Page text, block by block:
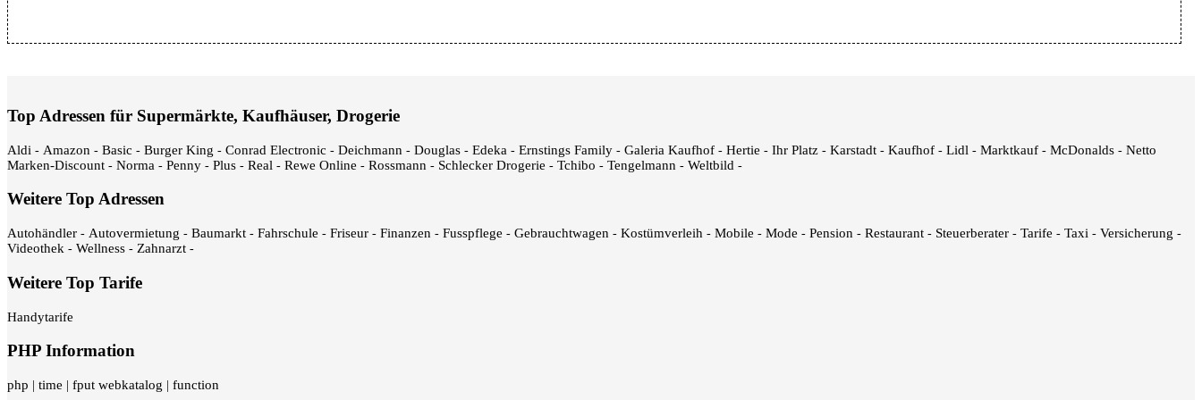
Top Adressen für Supermärkte, Kaufhäuser, Drogerie
Aldi - Amazon - Basic - Burger King - Conrad Electronic - Deichmann - Douglas - Edeka - Ernstings Family - Galeria Kaufhof - Hertie - Ihr Platz - Karstadt - Kaufhof - Lidl - Marktkauf - McDonalds - Netto
Marken-Discount - Norma - Penny - Plus - Real - Rewe Online - Rossmann - Schlecker Drogerie - Tchibo - Tengelmann - Weltbild -
Weitere Top Adressen
Autohändler - Autovermietung - Baumarkt - Fahrschule - Friseur - Finanzen - Fusspflege - Gebrauchtwagen - Kostümverleih - Mobile - Mode - Pension - Restaurant - Steuerberater - Tarife - Taxi - Versicherung -
Videothek - Wellness - Zahnarzt -
Weitere Top Tarife
Handytarife
PHP Information
php time fput webkatalog function